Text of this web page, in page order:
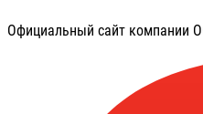
Официальный сайт компании